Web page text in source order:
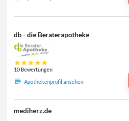
db - die Beraterapotheke
10 Bewertungen
Apothekenprofil ansehen
mediherz.de